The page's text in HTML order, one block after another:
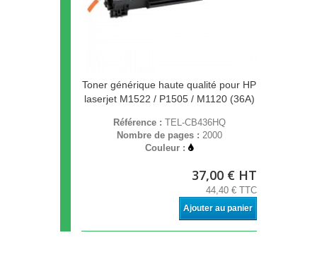
Toner générique haute qualité pour HP
laserjet M1522 / P1505 / M1120 (36A)
Référence : TEL-CB436HQ
Nombre de pages : 2000
Couleur :
37,00 € HT
44,40 € TTC
Ajouter au panier